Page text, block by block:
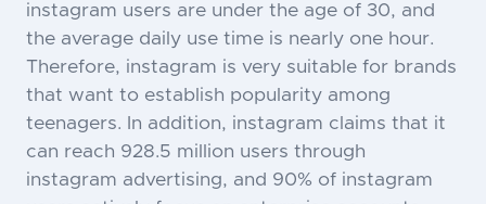
instagram users are under the age of 30, and
the average daily use time is nearly one hour.
Therefore, instagram is very suitable for brands
that want to establish popularity among
teenagers. In addition, instagram claims that it
can reach 928.5 million users through
instagram advertising, and 90% of instagram